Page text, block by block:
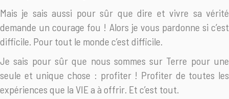
Mais je sais aussi pour sûr que dire et vivre sa vérité
demande un courage fou ! Alors je vous pardonne si c’est
difficile. Pour tout le monde c’est difficile.
Je sais pour sûr que nous sommes sur Terre pour une
seule et unique chose : profiter ! Profiter de toutes les
expériences que la VIE a à offrir. Et c’est tout.